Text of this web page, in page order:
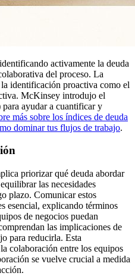
activamente la deuda
del proceso. La
identificación proactiva como el
McKinsey introdujo el
para ayudar a cuantificar y
más sobre los índices de deuda
dominar tus flujos de trabajo.
priorizar qué deuda abordar
las necesidades
plazo. Comunicar estos
esencial, explicando términos
de negocios puedan
las implicaciones de
para reducirla. Esta
colaboración entre los equipos
se vuelve crucial a medida